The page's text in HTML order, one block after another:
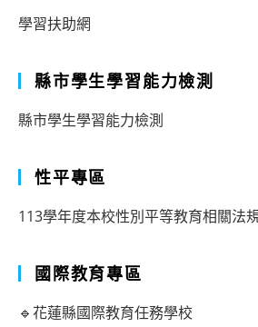
學習扶助網
縣市學生學習能力檢測
縣市學生學習能力檢測
性平專區
113學年度本校性別平等教育相關法
國際教育專區
🔹花蓮縣國際教育任務學校